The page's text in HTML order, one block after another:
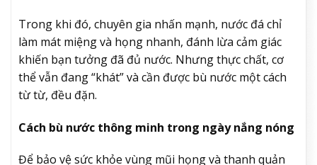
Trong khi đó, chuyên gia nhấn mạnh, nước đá chỉ
làm mát miệng và họng nhanh, đánh lừa cảm giác
khiến bạn tưởng đã đủ nước. Nhưng thực chất, cơ
thể vẫn đang “khát” và cần được bù nước một cách
từ từ, đều đặn.
Cách bù nước thông minh trong ngày nắng nóng
Để bảo vệ sức khỏe vùng mũi họng và thanh quản